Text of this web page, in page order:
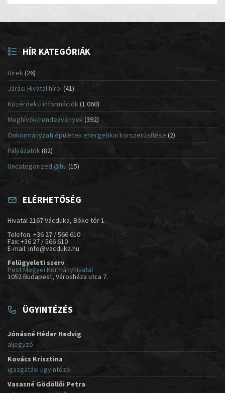
HÍR KATEGÓRIÁK
Hírek(26)
Járási Hivatal hírei (41)
Közérdekű információk(1 060)
Meghívók/rendezvények (392)
Önkormányzati épületek energetikai korszerűsítése (2)
Pályázatok (82)
Uncategorized @hu (15)
ELÉRHETŐSÉG
Hivatal 2167 Vácduka, Béke tér 1.
Telefon: +36 27 / 566 610
Fax: +36 27 / 566 610
E-mail: info@vacduka.hu
Felügyeleti szerv
Pest Megyei Kormányhivatal
1052 Budapest, Városháza utca 7.
ÜGYINTÉZÉS
Jónásné Héder Hedvig
aljegyző
Kovács Krisztina
igazgatási ügyintéző
Vasasné Gödöllői Petra